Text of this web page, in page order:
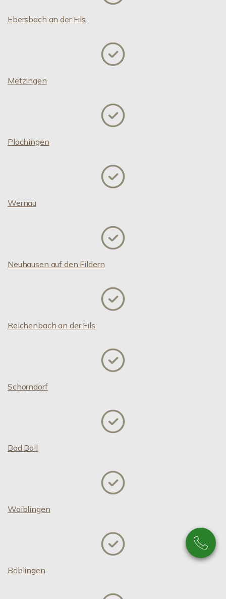
Ebersbach an der Fils
Metzingen
Plochingen
Wernau
Neuhausen auf den Fildern
Reichenbach an der Fils
Schorndorf
Bad Boll
Waiblingen
Böblingen